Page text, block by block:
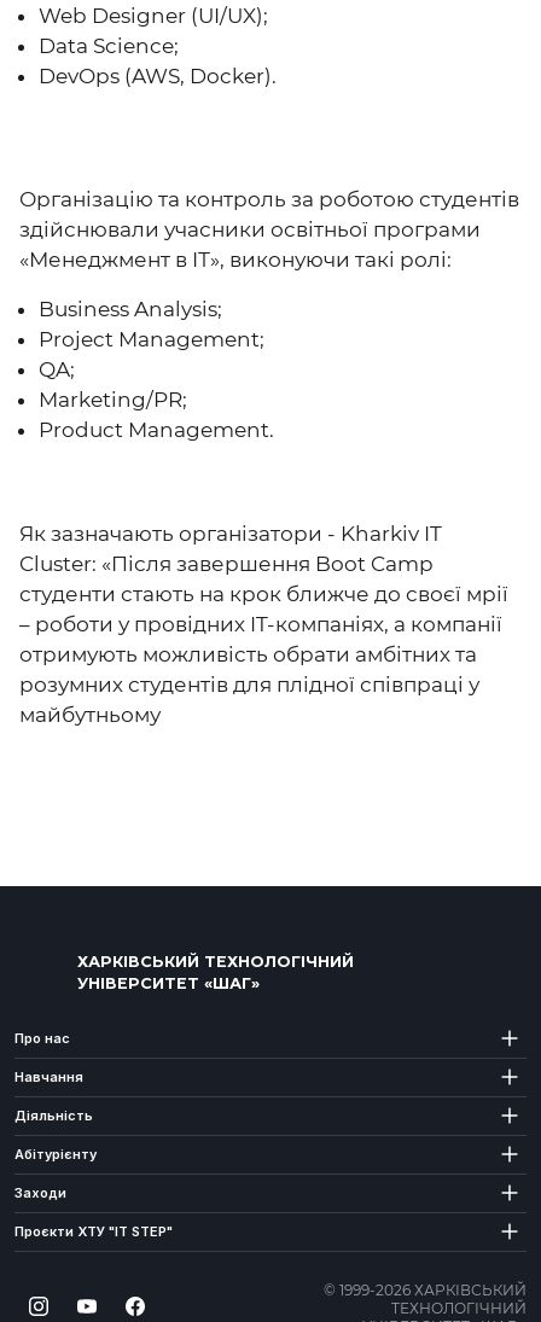
Web Designer (UI/UX);
Data Science;
DevOps (AWS, Docker).
Організацію та контроль за роботою студентів
здійснювали учасники освітньої програми
«Менеджмент в ІТ», виконуючи такі ролі:
Business Analysis;
Project Management;
QA;
Marketing/PR;
Product Management.
Як зазначають організатори - Kharkiv IT
Cluster: «Після завершення Boot Camp
студенти стають на крок ближче до своєї мрії
– роботи у провідних IT-компаніях, а компанії
отримують можливість обрати амбітних та
розумних студентів для плідної співпраці у
майбутньому
ХАРКІВСЬКИЙ ТЕХНОЛОГІЧНИЙ
УНІВЕРСИТЕТ «ШАГ»
Про нас
Навчання
Діяльність
Абітурієнту
Заходи
Проєкти ХТУ "IT STEP"
© 1999-2026 ХАРКІВСЬКИЙ
ТЕХНОЛОГІЧНИЙ